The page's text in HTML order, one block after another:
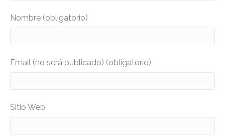
Nombre (obligatorio)
Email (no será publicado) (obligatorio)
Sitio Web